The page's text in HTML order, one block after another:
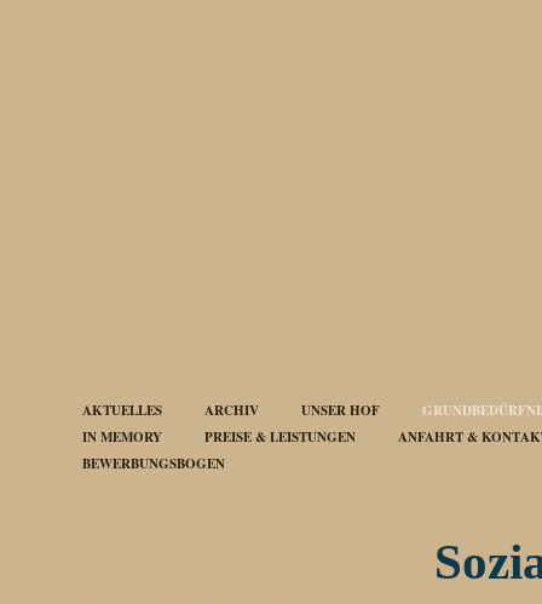
AKTUELLES ARCHIV UNSER HOF
IN MEMORY
PREISE & LEISTUNGEN
ANFAHRT &
BEWERBUNGSBOGEN